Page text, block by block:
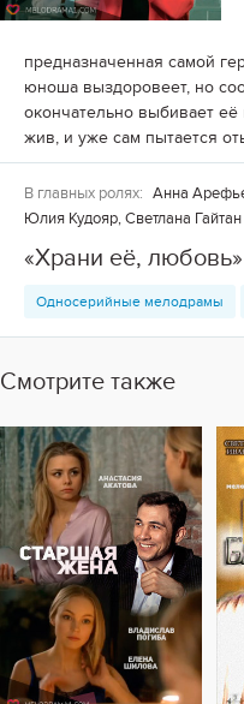
предназначенная самой
юноша выздоровеет, но
окончательно выбивает
жив, и уже сам пытается
В главных ролях: Анна
Юлия Кудояр, Светлана Гайтан
«Храни её,
Односерийные мелодрамы
Смотрите также